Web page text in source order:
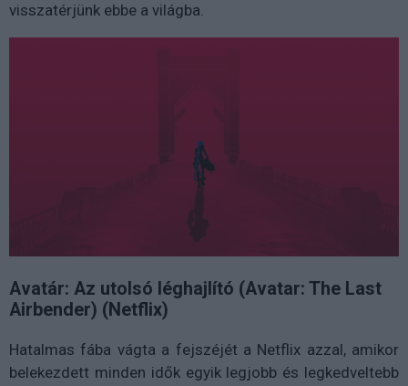
visszatérjünk ebbe a világba.
Avatár: Az utolsó léghajlító (Avatar: The Last
Airbender) (Netflix)
Hatalmas fába vágta a fejszéjét a Netflix azzal, amikor
belekezdett minden idők egyik legjobb és legkedveltebb